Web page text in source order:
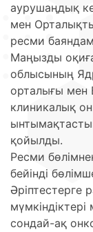
аурушаңдық
мен
ресми
Маңызды
облысының
орталығы
клиникалық
қойылды.
Ресми
бейінді
Әріптестерге
сондай-ақ